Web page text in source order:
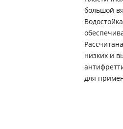
большой
низких и
для